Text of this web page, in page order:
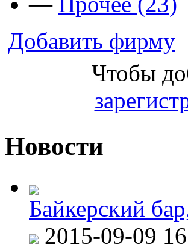
Добавить фирму
Чтобы
Новости
Байкерский
2015-09-09